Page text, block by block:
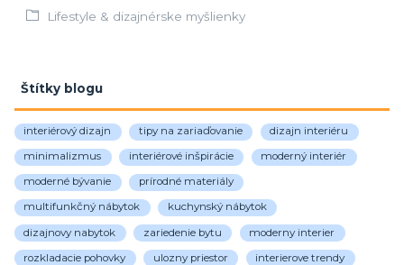
Lifestyle & dizajnérske myšlienky
Štítky blogu
interiérový dizajn tipy na zariaďovanie dizajn interiéru
minimalizmus interiérové inšpirácie moderný interiér
moderné bývanie prírodné materiály
multifunkčný nábytok kuchynský nábytok
dizajnovy nabytok zariedenie bytu moderny interier
rozkladacie pohovky ulozny priestor interierove trendy